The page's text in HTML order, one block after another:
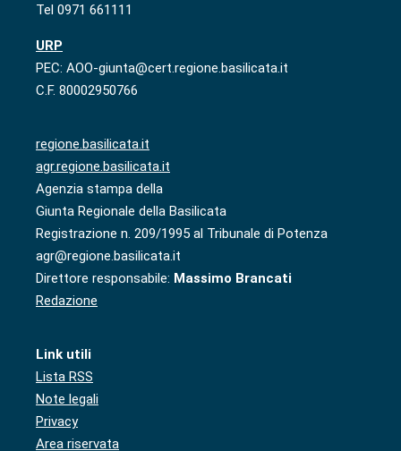
Tel 0971 661111
URP
PEC: AOO-giunta@cert.regione.basilicata.it
C.F. 80002950766
regione.basilicata.it
agr.regione.basilicata.it
Agenzia stampa della
Giunta Regionale della Basilicata
Registrazione n. 209/1995 al Tribunale di Potenza
agr@regione.basilicata.it
Direttore responsabile: Massimo Brancati
Redazione
Link utili
Lista RSS
Note legali
Privacy
Area riservata